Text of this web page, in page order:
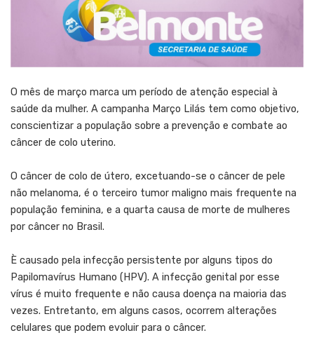
O mês de março marca um período de atenção especial à
saúde da mulher. A campanha Março Lilás tem como objetivo,
conscientizar a população sobre a prevenção e combate ao
câncer de colo uterino.
O câncer de colo de útero, excetuando-se o câncer de pele
não melanoma, é o terceiro tumor maligno mais frequente na
população feminina, e a quarta causa de morte de mulheres
por câncer no Brasil.
È causado pela infecção persistente por alguns tipos do
Papilomavírus Humano (HPV). A infecção genital por esse
vírus é muito frequente e não causa doença na maioria das
vezes. Entretanto, em alguns casos, ocorrem alterações
celulares que podem evoluir para o câncer.